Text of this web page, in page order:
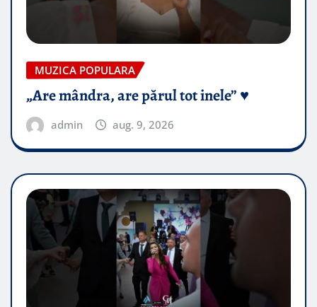
MUZICA POPULARA
„Are mândra, are părul tot inele” ♥️
admin aug. 9, 2026